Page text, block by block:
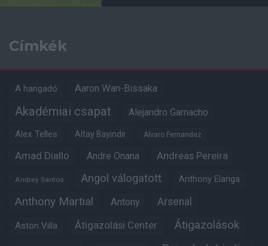
Címkék
A hangadó Aaron Wan-Bissaka
Akadémiai csapat Alejandro Garnacho
Alex Telles Altay Bayindir Alvaro Fernandez
Amad Diallo Andre Onana Andreas Pereira
Andrey Santos Angol válogatott Anthony Elanga
Anthony Martial Antony Arsenal
Aston Villa Átigazolási Center Átigazolások